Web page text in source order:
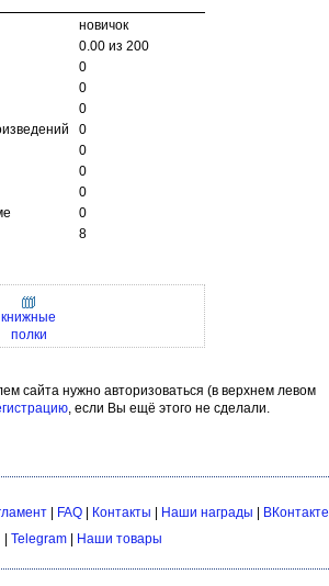
новичок
0.00 из 200
0
0
0
0
0
0
0
0
8
книжные
полки
сайта нужно авторизоваться (в верхнем левом
, если Вы ещё этого не сделали.
| FAQ| Контакты Наши награды
ВКонтакте
Telegram Наши товары